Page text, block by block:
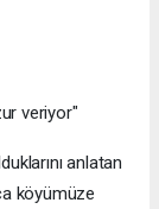
veriyor"
anlatan
köyümüze